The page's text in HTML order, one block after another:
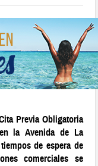
Previa Obligatoria
la Avenida de La
de espera de
comerciales se